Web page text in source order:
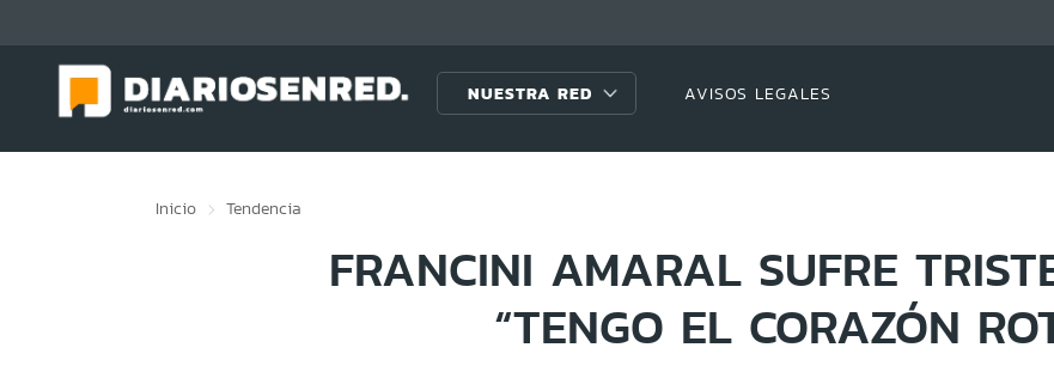
NUESTRA RED AVISOS LEGALES
Inicio Tendencia
FRANCINI AMARAL SUFRE
“TENGO EL CORAZÓN